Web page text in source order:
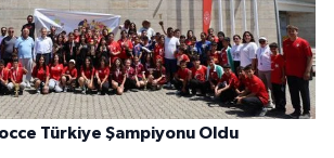
Türkiye Şampiyonu Oldu